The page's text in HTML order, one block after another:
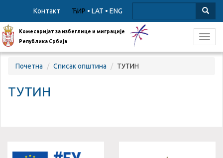
Контакт ЋИР • LAT • ENG
Комесаријат за избеглице и миграције
Република Србија
Почетна Списак општина ТУТИН
ТУТИН